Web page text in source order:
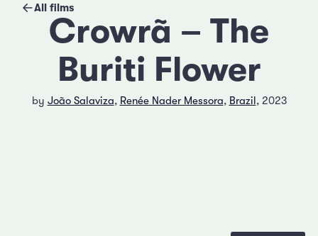
All films
Crowrã – The
Buriti Flower
by João Salaviza, Renée Nader Messora, Brazil, 2023